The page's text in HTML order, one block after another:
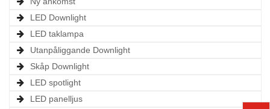
LED Downlight
LED taklampa
Utanpåliggande Downlight
Skåp Downlight
LED spotlight
LED panelljus